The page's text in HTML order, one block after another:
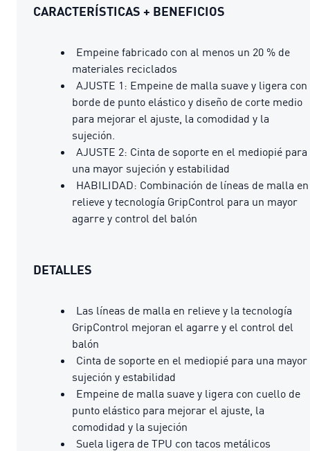
CARACTERÍSTICAS + BENEFICIOS
Empeine fabricado con al menos un 20 % de
materiales reciclados
AJUSTE 1: Empeine de malla suave y ligera con
borde de punto elástico y diseño de corte medio
para mejorar el ajuste, la comodidad y la
sujeción.
AJUSTE 2: Cinta de soporte en el mediopié para
una mayor sujeción y estabilidad
HABILIDAD: Combinación de líneas de malla en
relieve y tecnología GripControl para un mayor
agarre y control del balón
DETALLES
Las líneas de malla en relieve y la tecnología
GripControl mejoran el agarre y el control del
balón
Cinta de soporte en el mediopié para una mayor
sujeción y estabilidad
Empeine de malla suave y ligera con cuello de
punto elástico para mejorar el ajuste, la
comodidad y la sujeción
Suela ligera de TPU con tacos metálicos